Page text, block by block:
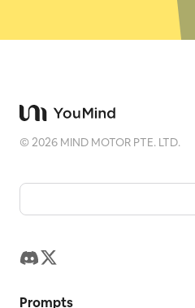
©2026 MIND MOTOR PTE. LTD.
Prompts